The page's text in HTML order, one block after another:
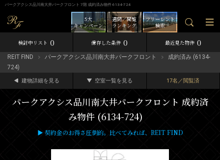
パークアクシス品川南大井パークフロント 7階 成約済み物件 6134-724
フリーレント
検索
週間／閲覧
ランキング
5大
キャンペーン
検討中リスト 0 保存した条件 0 最近見た物件 0
REIT FIND パークアクシス品川南大井パークフロント
成約済み (6134-
724)
建物詳細を見る 空室一覧を見る 17名／閲覧済
パークアクシス品川南大井パークフロント 成約済
み物件 (6134-724)
▶ 契約金のお得さ圧倒的。比べてみれば、REIT FIND